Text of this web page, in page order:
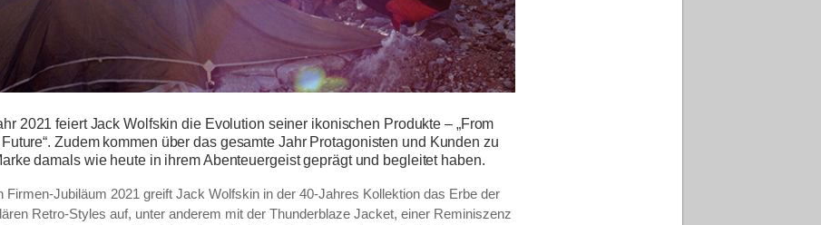
2021 feiert Jack Wolfskin die Evolution seiner ikonischen Produkte – „From
Zudem kommen über das gesamte Jahr Protagonisten und Kunden zu
damals wie heute in ihrem Abenteuergeist geprägt und begleitet haben.
Firmen-Jubiläum 2021 greift Jack Wolfskin in der 40-Jahres Kollektion das Erbe der
Retro-Styles auf, unter anderem mit der Thunderblaze Jacket, einer Reminiszenz